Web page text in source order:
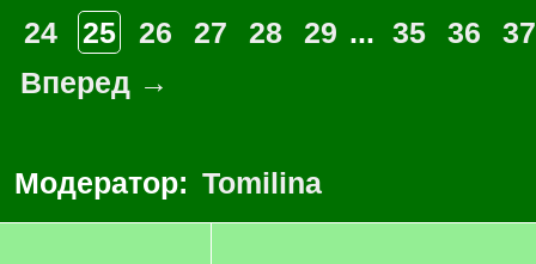
24
25 26 27 28 29 ... 35 36
37
Вперед →
Модератор: Tomilina